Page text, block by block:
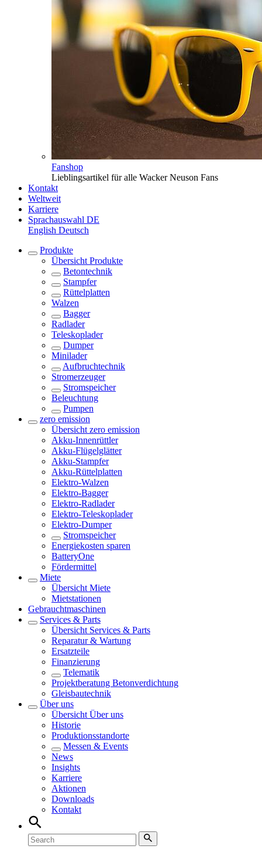
Fanshop
Lieblingsartikel für alle Wacker Neuson Fans
Kontakt
Weltweit
Karriere
Sprachauswahl DE
English Deutsch
Produkte
Übersicht Produkte
Betontechnik
Stampfer
Rüttelplatten
Walzen
Bagger
Radlader
Teleskoplader
Dumper
Minilader
Aufbruchtechnik
Stromerzeuger
Stromspeicher
Beleuchtung
Pumpen
zero emission
Übersicht zero emission
Akku-Innenrüttler
Akku-Flügelglätter
Akku-Stampfer
Akku-Rüttelplatten
Elektro-Walzen
Elektro-Bagger
Elektro-Radlader
Elektro-Teleskoplader
Elektro-Dumper
Stromspeicher
Energiekosten sparen
BatteryOne
Fördermittel
Miete
Übersicht Miete
Mietstationen
Gebrauchtmaschinen
Services & Parts
Übersicht Services & Parts
Reparatur & Wartung
Ersatzteile
Finanzierung
Telematik
Projektberatung Betonverdichtung
Gleisbautechnik
Über uns
Übersicht Über uns
Historie
Produktionsstandorte
Messen & Events
News
Insights
Karriere
Aktionen
Downloads
Kontakt